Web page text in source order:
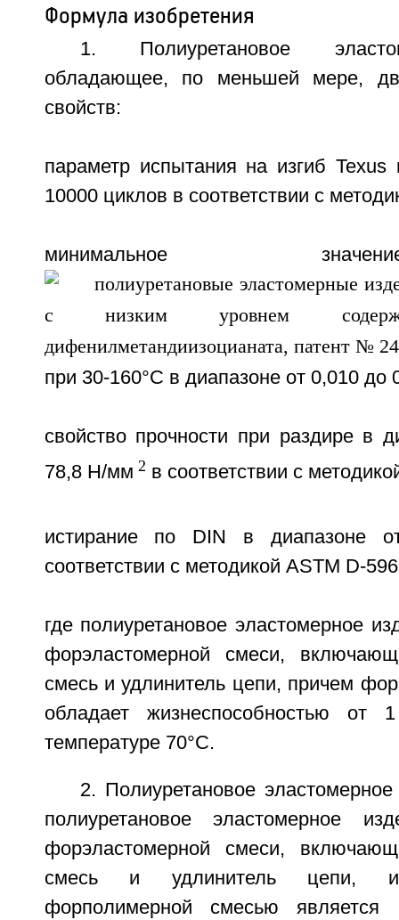
Формула изобретения
1. Полиуретановое
обладающее, по меньшей мере,
свойств:
параметр испытания на изгиб
10000 циклов в соответствии с
минимальное
при 30-160°C в диапазоне от 0,010 до
свойство прочности при раздире в
78,8 Н/мм 2 в соответствии с
истирание по DIN в
соответствии с методикой ASTM D-
где полиуретановое эластомерное
форэластомерной смеси,
смесь и удлинитель цепи, причем
обладает жизнеспособностью
температуре 70°C.
2. Полиуретановое
полиуретановое эластомерное
форэластомерной смеси,
смесь и удлинитель цепи, и
форполимерной смесью является